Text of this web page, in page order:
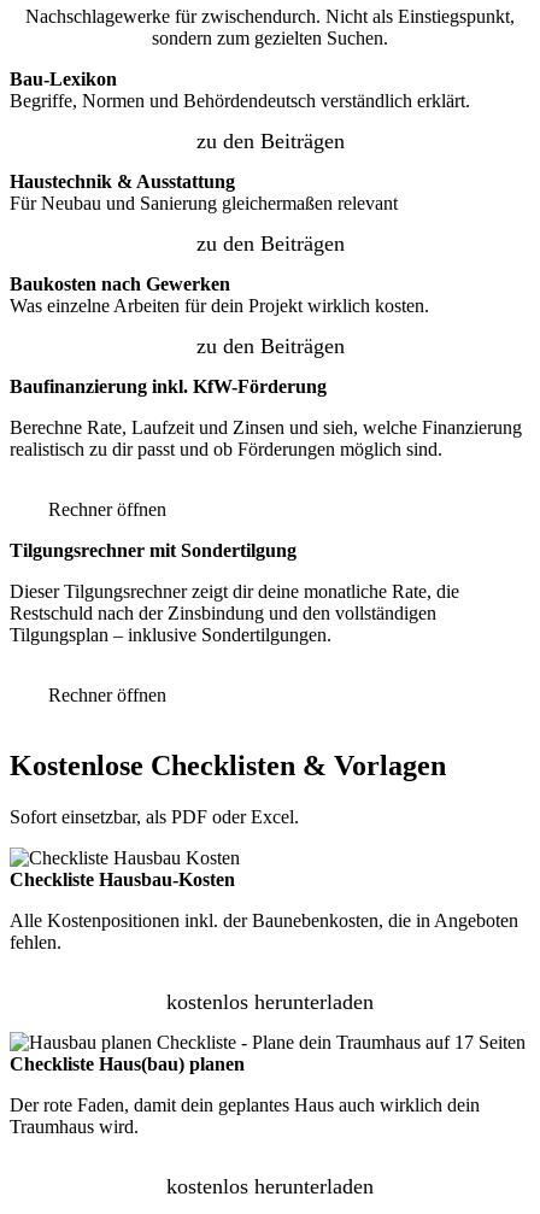
Nachschlagewerke für zwischendurch. Nicht als Einstiegspunkt,
sondern zum gezielten Suchen.
Bau-Lexikon
Begriffe, Normen und Behördendeutsch verständlich erklärt.
zu den Beiträgen
Haustechnik & Ausstattung
Für Neubau und Sanierung gleichermaßen relevant
zu den Beiträgen
Baukosten nach Gewerken
Was einzelne Arbeiten für dein Projekt wirklich kosten.
zu den Beiträgen
Baufinanzierung inkl. KfW-Förderung
Berechne Rate, Laufzeit und Zinsen und sieh, welche Finanzierung
realistisch zu dir passt und ob Förderungen möglich sind.
Rechner öffnen
Tilgungsrechner mit Sondertilgung
Dieser Tilgungsrechner zeigt dir deine monatliche Rate, die
Restschuld nach der Zinsbindung und den vollständigen
Tilgungsplan – inklusive Sondertilgungen.
Rechner öffnen
Kostenlose Checklisten & Vorlagen
Sofort einsetzbar, als PDF oder Excel.
Checkliste Hausbau-Kosten
Alle Kostenpositionen inkl. der Baunebenkosten, die in Angeboten
fehlen.
kostenlos herunterladen
Checkliste Haus(bau) planen
Der rote Faden, damit dein geplantes Haus auch wirklich dein
Traumhaus wird.
kostenlos herunterladen